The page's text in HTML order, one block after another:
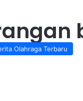
Olahraga Terbaru